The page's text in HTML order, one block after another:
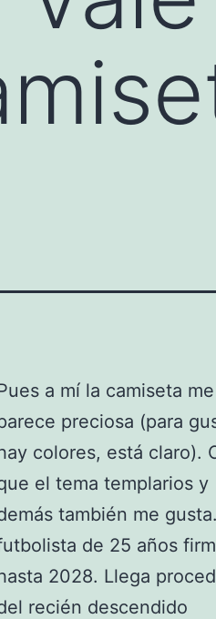
a mí la camiseta me
preciosa (para
colores, está claro).
el tema templarios y
también me
de 25 años
2028. Llega
recién descendido